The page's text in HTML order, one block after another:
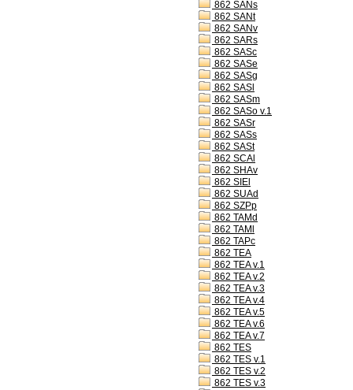
862 SANs
862 SANt
862 SANv
862 SARs
862 SASc
862 SASe
862 SASg
862 SASl
862 SASm
862 SASo v.1
862 SASr
862 SASs
862 SASt
862 SCAl
862 SHAv
862 SIEl
862 SUAd
862 SZPp
862 TAMd
862 TAMl
862 TAPc
862 TEA
862 TEA v.1
862 TEA v.2
862 TEA v.3
862 TEA v.4
862 TEA v.5
862 TEA v.6
862 TEA v.7
862 TES
862 TES v.1
862 TES v.2
862 TES v.3